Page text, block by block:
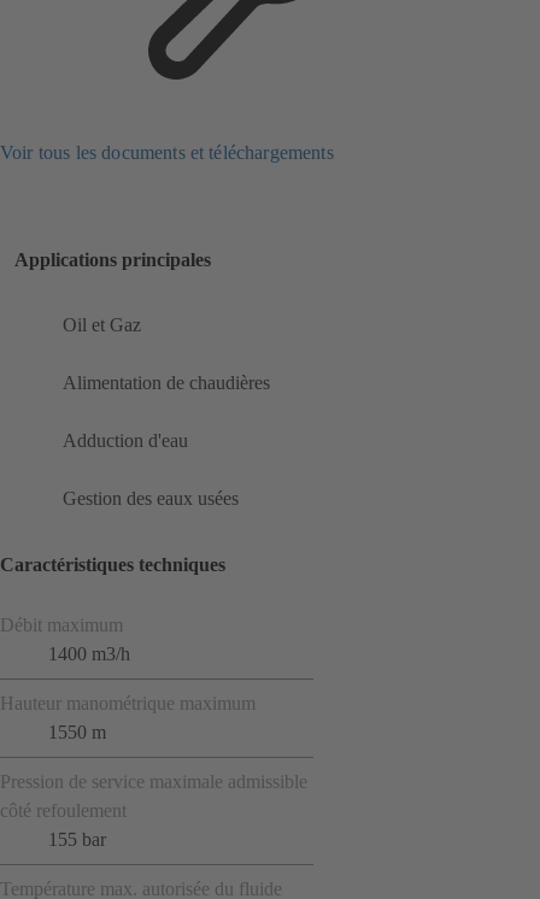
Voir tous les documents et téléchargements
Applications principales
Oil et Gaz
Alimentation de chaudières
Adduction d'eau
Gestion des eaux usées
Caractéristiques techniques
Débit maximum
1400 m3/h
Hauteur manométrique maximum
1550 m
Pression de service maximale admissible
côté refoulement
155 bar
Température max. autorisée du fluide